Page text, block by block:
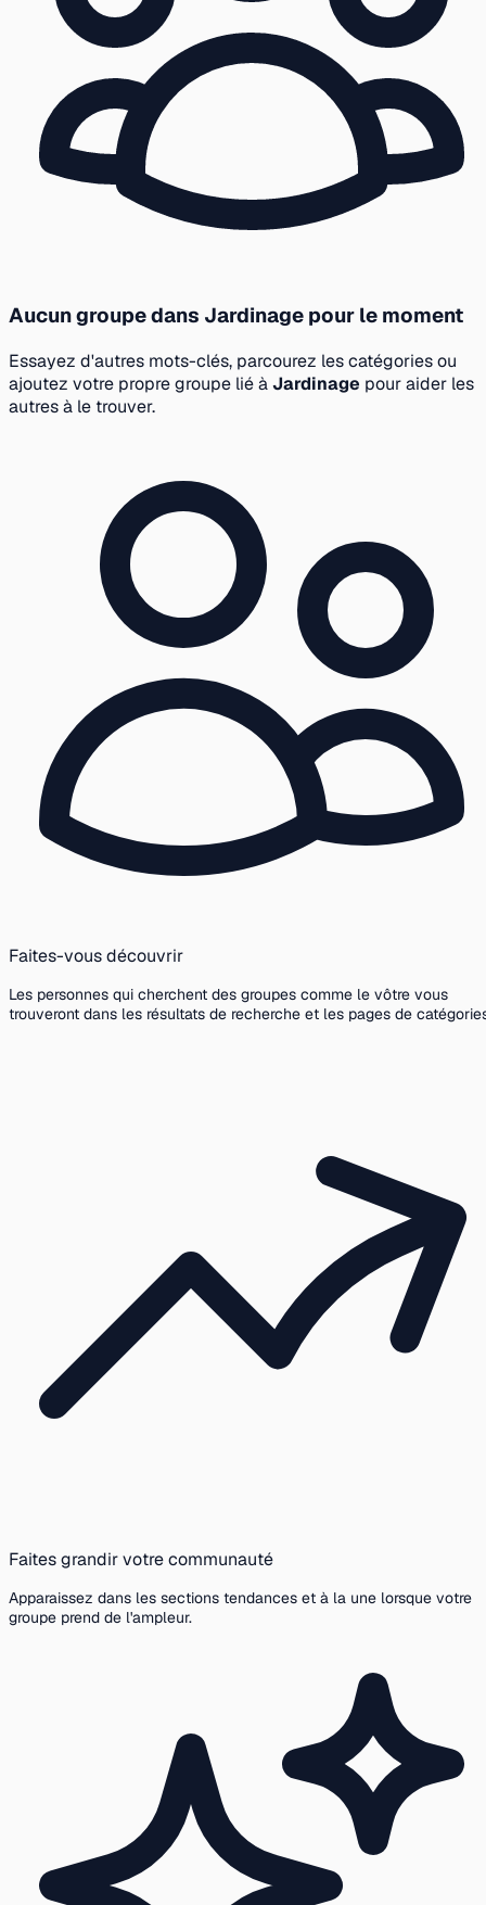
Aucun groupe dans Jardinage pour le moment
Essayez d'autres mots-clés, parcourez les catégories ou
ajoutez votre propre groupe lié àJardinage pour aider les
autres à le trouver.
Faites-vous découvrir
Les personnes qui cherchent des groupes comme le vôtre vous
trouveront dans les résultats de recherche et les pages de
Faites grandir votre communauté
Apparaissez dans les sections tendances et à la une lorsque votre
groupe prend de l'ampleur.